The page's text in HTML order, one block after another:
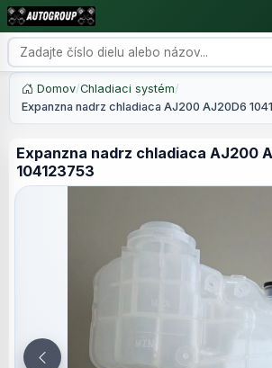
Domov/Chladiaci systém/
Expanzna nadrz chladiaca AJ200 AJ20D6
Expanzna nadrz chladiaca AJ200
104123753